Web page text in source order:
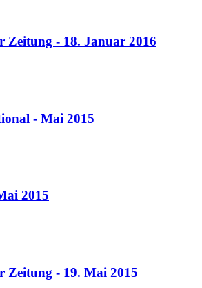
Zeitung - 18. Januar 2016
- Mai 2015
2015
Zeitung - 19. Mai 2015